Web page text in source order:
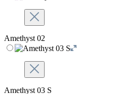
Amethyst 02
Amethyst 03 S